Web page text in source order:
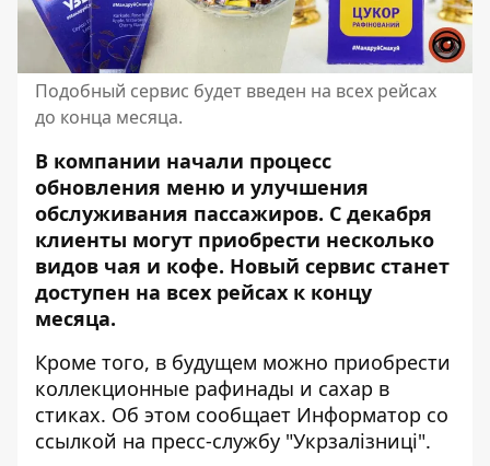
Подобный сервис будет введен на всех рейсах
до конца месяца.
В компании начали процесс
обновления меню и улучшения
обслуживания пассажиров. С декабря
клиенты могут приобрести несколько
видов чая и кофе. Новый сервис станет
доступен на всех рейсах к концу
месяца.
Кроме того, в будущем можно приобрести
коллекционные рафинады и сахар в
стиках. Об этом сообщает Информатор со
ссылкой на пресс-службу "Укрзалізниці".